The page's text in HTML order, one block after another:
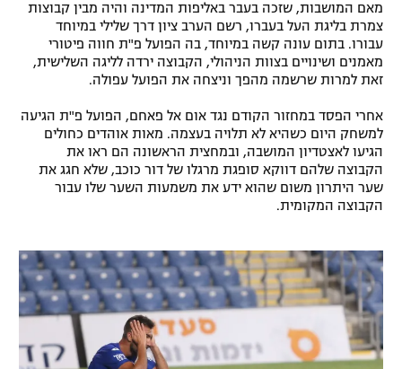
תקנון פעילות ספורט 1
רשיון להקרנה פומבית לבית עסק
הצטרפות לחבילת הערוצים
לוח דרושים – ג'ובנט
תגיות
המגזין
מאם המושבות, שזכה בעבר באליפות המדינה והיה מבין קבוצות
צמרת בליגת העל בעברו, רשם הערב ציון דרך שלילי במיוחד
עבורו. בתום עונה קשה במיוחד, בה הפועל פ"ת חווה פיטורי
מאמנים ושינויים בצוות הניהולי, הקבוצה ירדה לליגה השלישית,
זאת למרות שרשמה מהפך וניצחה את הפועל עפולה.
אחרי הפסד במחזור הקודם נגד אום אל פאחם, הפועל פ"ת הגיעה
למשחק היום כשהיא לא תלויה בעצמה. מאות אוהדים כחולים
הגיעו לאצטדיון המושבה, ובמחצית הראשונה הם ראו את
הקבוצה שלהם דווקא סופגת מרגלו של דור כוכב, שלא חגג את
שער היתרון משום שהוא ידע את משמעות השער שלו עבור
הקבוצה המקומית.